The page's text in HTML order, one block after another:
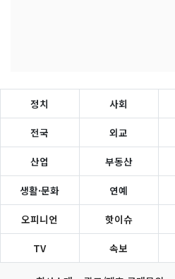
정치 사회
전국 외교
산업 부동산
생활·문화 연예
오피니언 핫이슈
TV 속보